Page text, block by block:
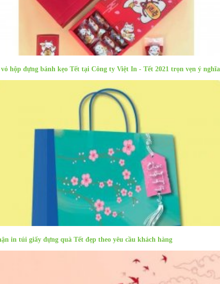
Sản phẩm cùng danh mục
hộp đựng bánh kẹo Tết tại Công ty Việt In - Tết 2021 trọn vẹn ý nghĩa
in túi giấy đựng quà Tết đẹp theo yêu cầu khách hàng